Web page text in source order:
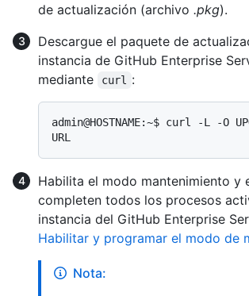
de actualización (archivo .pkg).
Descargue el paquete de
instancia de GitHub Enterprise
mediante
curl :
admin@HOSTNAME:~$ curl -L -O
Habilita el modo mantenimiento y
completen todos los procesos
instancia del GitHub Enterprise
Habilitar y programar el modo de
Nota: